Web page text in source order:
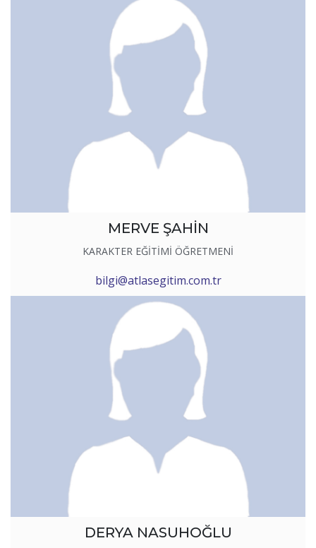
MERVE ŞAHİN
KARAKTER EĞİTİMİ ÖĞRETMENİ
bilgi@atlasegitim.com.tr
DERYA NASUHOĞLU